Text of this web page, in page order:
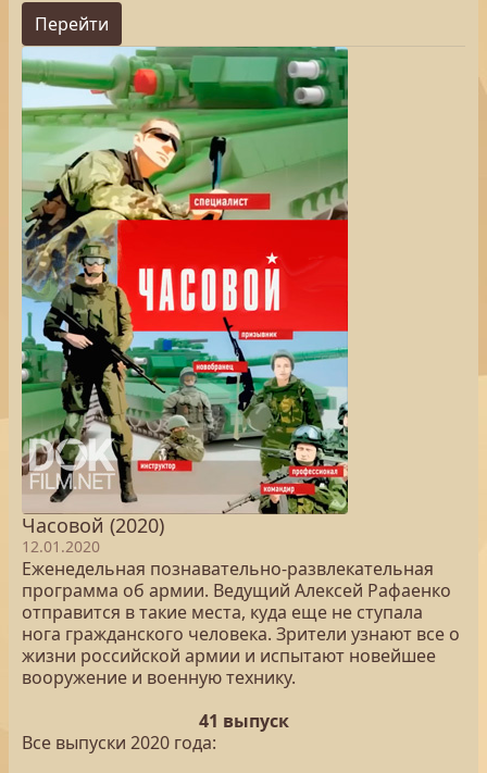
Перейти
Часовой (2020)
12.01.2020
Еженедельная познавательно-развлекательная
программа об армии. Ведущий Алексей Рафаенко
отправится в такие места, куда еще не ступала
нога гражданского человека. Зрители узнают все о
жизни российской армии и испытают новейшее
вооружение и военную технику.
41 выпуск
Все выпуски 2020 года: